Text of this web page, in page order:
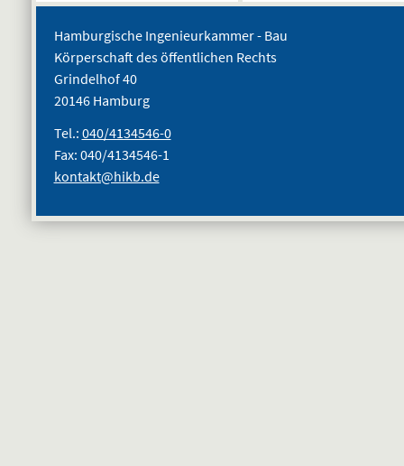
Hamburgische Ingenieurkammer - Bau
Körperschaft des öffentlichen Rechts
Grindelhof 40
20146 Hamburg
Tel.: 040/4134546-0
Fax: 040/4134546-1
kontakt@hikb.de